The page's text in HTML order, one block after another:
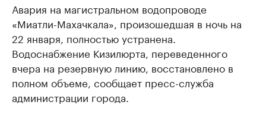
Авария на магистральном водопроводе
«Миатли-Махачкала», произошедшая в ночь на
22 января, полностью устранена.
Водоснабжение Кизилюрта, переведенного
вчера на резервную линию, восстановлено в
полном объеме, сообщает пресс-служба
администрации города.